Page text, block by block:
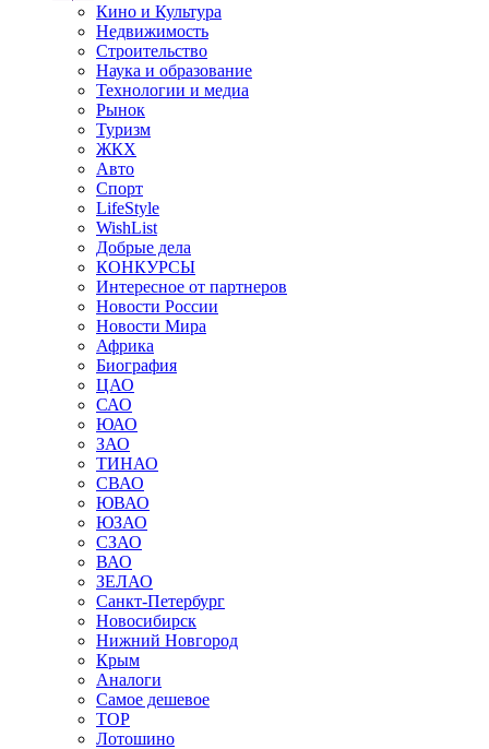
Кино и Культура
Недвижимость
Строительство
Наука и образование
Технологии и медиа
Рынок
Туризм
ЖКХ
Авто
Спорт
LifeStyle
WishList
Добрые дела
КОНКУРСЫ
Интересное от партнеров
Новости России
Новости Мира
Африка
Биография
ЦАО
САО
ЮАО
ЗАО
ТИНАО
СВАО
ЮВАО
ЮЗАО
СЗАО
ВАО
ЗЕЛАО
Санкт-Петербург
Новосибирск
Нижний Новгород
Крым
Аналоги
Самое дешевое
TOP
Лотошино